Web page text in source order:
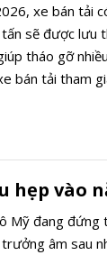
xe bán tải
sẽ được lưu
tháo gỡ
bán tải tham
vào
Mỹ đang đứng
âm sau